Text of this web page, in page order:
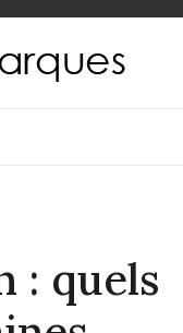
: quels